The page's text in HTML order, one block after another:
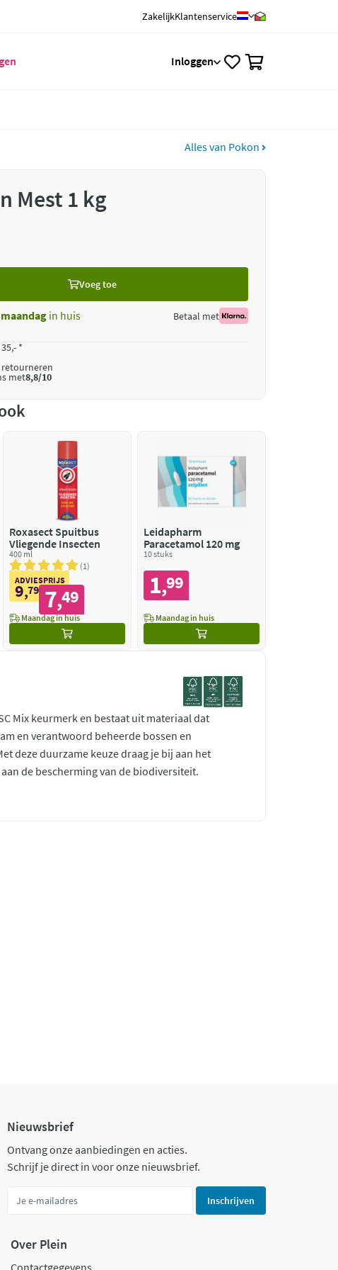
ZakelijkKlantenservice
Inloggen
Alles van Pokon
Mest 1 kg
Voeg toe
maandag in huis Betaal met
*
retourneren
met8,8/10
Roxasect Spuitbus
Vliegende Insecten
400 ml
1
ADVIESPRIJS
9,79 7,49
Maandag in huis
Leidapharm
Paracetamol 120 mg
10 stuks
1,99
Maandag in huis
Mix keurmerk en bestaat uit materiaal dat
en verantwoord beheerde bossen en
deze duurzame keuze draag je bij aan het
de bescherming van de biodiversiteit.
Nieuwsbrief
Ontvang onze aanbiedingen en acties.
Schrijf je direct in voor onze nieuwsbrief.
Inschrijven
Over Plein